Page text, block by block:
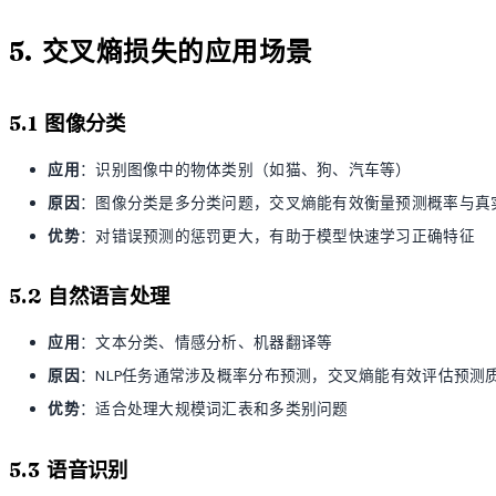
5. 交叉熵损失的应用场景
5.1 图像分类
应用：识别图像中的物体类别（如猫、狗、汽车等）
原因：图像分类是多分类问题，交叉熵能有效衡量预测概率与真
优势：对错误预测的惩罚更大，有助于模型快速学习正确特征
5.2 自然语言处理
应用 ：文本分类、情感分析、机器翻译等
原因：NLP任务通常涉及概率分布预测，交叉熵能有效评估预测
优势：适合处理大规模词汇表和多类别问题
5.3 语音识别